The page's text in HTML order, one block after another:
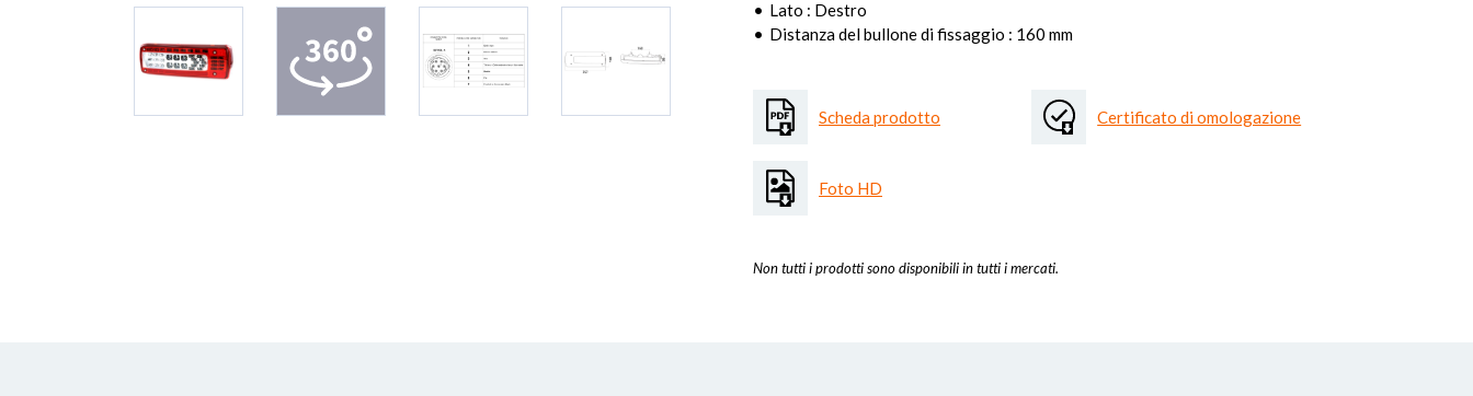
Lato : Destro
Distanza del bullone di fissaggio : 160 mm
Scheda prodotto
Foto HD
Certificato di omologazione
Non tutti i prodotti sono disponibili in tutti i mercati.